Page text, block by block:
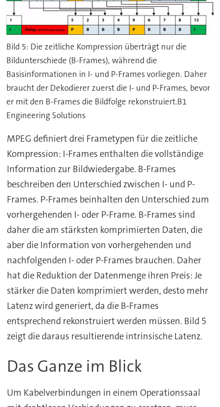
Bild 5: Die zeitliche Kompression überträgt nur die
Bildunterschiede (B-Frames), während die
Basisinformationen in I- und P-Frames vorliegen. Daher
braucht der Dekodierer zuerst die I- und P-Frames, bevor
er mit den B-Frames die Bildfolge rekonstruiert.B1
Engineering Solutions
MPEG definiert drei Frametypen für die zeitliche
Kompression: I-Frames enthalten die vollständige
Information zur Bildwiedergabe. B-Frames
beschreiben den Unterschied zwischen I- und P-
Frames. P-Frames beinhalten den Unterschied zum
vorhergehenden I- oder P-Frame. B-Frames sind
daher die am stärksten komprimierten Daten, die
aber die Information von vorhergehenden und
nachfolgenden I- oder P-Frames brauchen. Daher
hat die Reduktion der Datenmenge ihren Preis: Je
stärker die Daten komprimiert werden, desto mehr
Latenz wird generiert, da die B-Frames
entsprechend rekonstruiert werden müssen. Bild 5
zeigt die daraus resultierende intrinsische Latenz.
Das Ganze im Blick
Um Kabelverbindungen in einem Operationssaal